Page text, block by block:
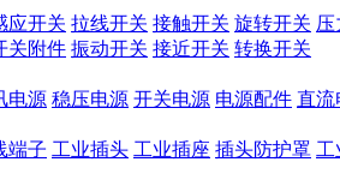
应开关 拉线开关 接触开关 旋转开关 压
关附件 振动开关 接近开关 转换开关
电源 稳压电源 开关电源 电源配件 直流
端子 工业插头 工业插座 插头防护罩 工